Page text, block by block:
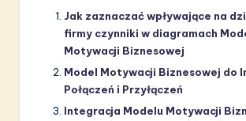
Jak zaznaczać wpływające na
firmy czynniki w diagramach
Motywacji Biznesowej
Model Motywacji Biznesowej do
Połączeń i Przyłączeń
Integracja Modelu Motywacji